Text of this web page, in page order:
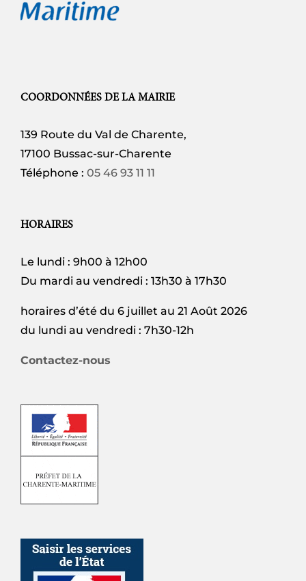
COORDONNÉES DE LA MAIRIE
139 Route du Val de Charente,
17100 Bussac-sur-Charente
Téléphone : 05 46 93 11 11
HORAIRES
Le lundi : 9h00 à 12h00
Du mardi au vendredi : 13h30 à 17h30
horaires d’été du 6 juillet au 21 Août 2026
du lundi au vendredi : 7h30-12h
Contactez-nous